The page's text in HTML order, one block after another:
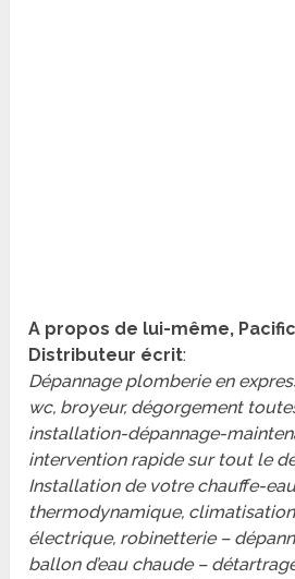
A propos de lui-même,
Distributeur écrit:
Dépannage plomberie en
wc, broyeur, dégorgement
installation-dépannage-
intervention rapide sur tout le
Installation de votre chauffe-
thermodynamique,
électrique, robinetterie –
ballon d’eau chaude –